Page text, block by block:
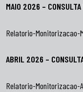
MAIO 2026 – CONSULTA
Relatorio-Monitorizacao-
ABRIL 2026 –
Relatorio-Monitorizacao-